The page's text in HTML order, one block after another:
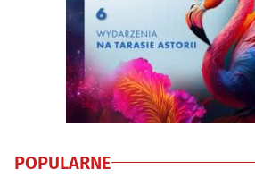
POPULARNE